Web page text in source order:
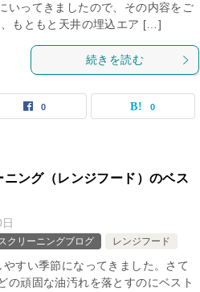
いってきましたので、その内容をご
もともと天井の埋込エア […]
続きを読む
0 0
ニング（レンジフード）のベス
クリーニングブログ レンジフード
すい季節になってきました。さて
の頑固な油汚れを落とすのにベスト